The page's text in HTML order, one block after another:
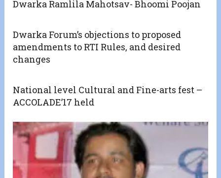
Dwarka Ramlila Mahotsav- Bhoomi Poojan
Dwarka Forum’s objections to proposed
amendments to RTI Rules, and desired
changes
National level Cultural and Fine-arts fest –
ACCOLADE’17 held